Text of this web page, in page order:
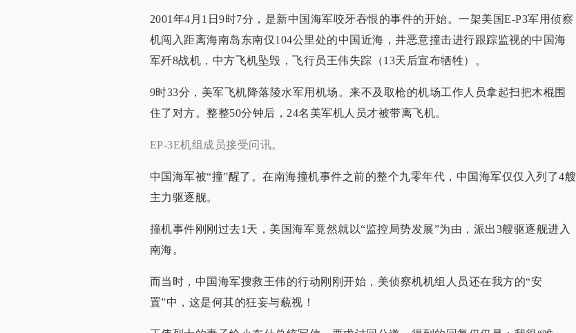
2001年4月1日9时7分，是新中国海军咬牙吞恨的事件的开始。一架美国E-P3军用侦察
机闯入距离海南岛东南仅104公里处的中国近海，并恶意撞击进行跟踪监视的中国海
军歼8战机，中方飞机坠毁，飞行员王伟失踪（13天后宣布牺牲）。
9时33分，美军飞机降落陵水军用机场。来不及取枪的机场工作人员拿起扫把木棍围
住了对方。整整50分钟后，24名美军机人员才被带离飞机。
EP-3E机组成员接受问讯。
中国海军被“撞”醒了。在南海撞机事件之前的整个九零年代，中国海军仅仅入列了4艘
主力驱逐舰。
撞机事件刚刚过去1天，美国海军竟然就以“监控局势发展”为由，派出3艘驱逐舰进入
南海。
而当时，中国海军搜救王伟的行动刚刚开始，美侦察机机组人员还在我方的“安
置”中，这是何其的狂妄与藐视！